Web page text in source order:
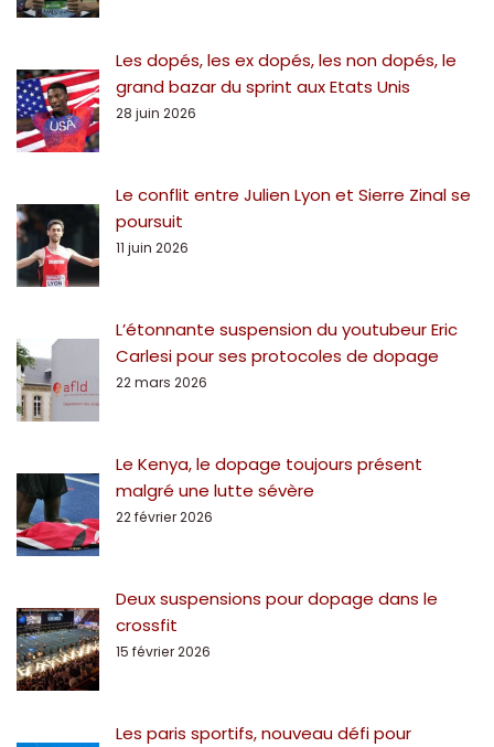
Les dopés, les ex dopés, les non dopés, le
grand bazar du sprint aux Etats Unis
28 juin 2026
Le conflit entre Julien Lyon et Sierre Zinal se
poursuit
11 juin 2026
L’étonnante suspension du youtubeur Eric
Carlesi pour ses protocoles de dopage
22 mars 2026
Le Kenya, le dopage toujours présent
malgré une lutte sévère
22 février 2026
Deux suspensions pour dopage dans le
crossfit
15 février 2026
Les paris sportifs, nouveau défi pour